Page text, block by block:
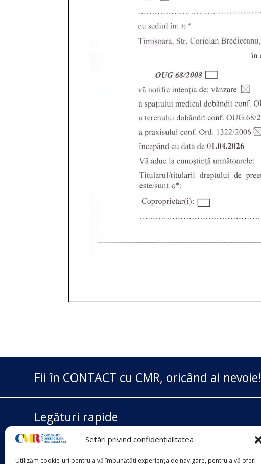
Setări privind confidențialitatea
Utilizăm cookie-uri pentru a vă îmbunătăți experiența de navigare, pentru a vă oferi
Fii în CONTACT cu CMR, oricând ai nevoie!
Legături rapide
Ministerul Sănătății
Casa Națională de Asigurări